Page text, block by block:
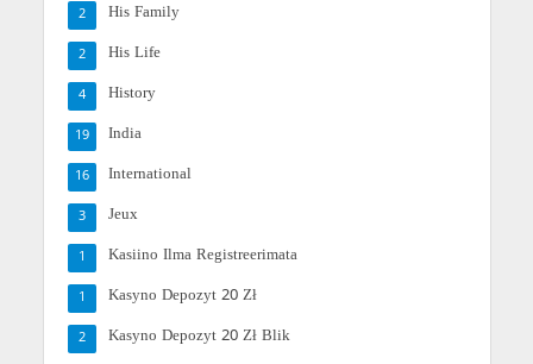
His Family
2
His Life
2
History
4
India
19
International
16
Jeux
3
Kasiino Ilma Registreerimata
1
Kasyno Depozyt 20 Zł
1
Kasyno Depozyt 20 Zł Blik
2